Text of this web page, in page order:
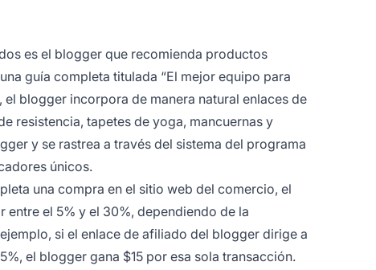
es el blogger que recomienda productos
guía completa titulada “El mejor equipo para
blogger incorpora de manera natural enlaces de
resistencia, tapetes de yoga, mancuernas y
y se rastrea a través del sistema del programa
únicos.
una compra en el sitio web del comercio, el
el 5% y el 30%, dependiendo de la
si el enlace de afiliado del blogger dirige a
el blogger gana $15 por esa sola transacción.